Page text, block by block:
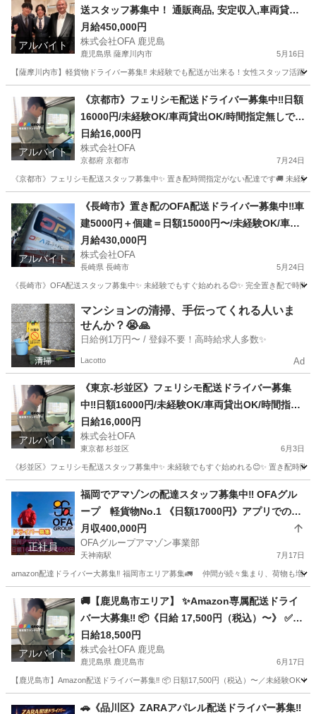
アルバイト
送スタッフ募集中！ 通販商品, 安定収入,車両貸出
ok, OFAグループ西日本展開中🚛👏
月給450,000円
株式会社OFA 鹿児島
鹿児島県 薩摩川内市 5月16日
【薩摩川内市】軽貨物ドライバー募集‼️ 未経験でも配送が出来る！女性スタッフ活躍
薩摩川内市 配送 スタッフ
アルバイト
《京都市》フェリシモ配送ドライバー募集中‼️日額
16000円/未経験OK/車両貸出OK/時間指定無しで置
配/OFAグループ🚚✨協力会社も募集！
日給16,000円
株式会社OFA
京都府 京都市 7月24日
《京都市》フェリシモ配送スタッフ募集中✨ 置き配時間指定がない配達です🚚 未経
配送 置き配
アルバイト
《長崎市》置き配のOFA配送ドライバー募集中‼️車
建5000円＋個建＝日額15000円〜/未経験OK/車両
貸出OK/OFAグループ🚛✨ #全国展開 #軽貨
物 #OFA配送
月給430,000円
株式会社OFA
長崎県 長崎市 5月24日
《長崎市》OFA配送スタッフ募集中✨ 未経験でもすぐ始めれる😊✨ 完全置き配で時
長崎 長崎市 ドライバー 置き配
マンションの清掃、手伝ってくれる人いま
せんか？😭🙏
日給例1万円〜 / 登録不要！高時給求人多数✨
Lacotto Ad
アルバイト
《東京-杉並区》フェリシモ配送ドライバー募集
中‼️日額16000円/未経験OK/車両貸出OK/時間指定
無しで置配/OFAグループ🚚✨
日給16,000円
株式会社OFA
東京都 杉並区 6月3日
《杉並区》フェリシモ配送スタッフ募集中✨ 未経験でもすぐ始めれる😊✨ 置き配時
物流 置き配
正社員
福岡でアマゾンの配達スタッフ募集中‼️ OFAグル
ープ 軽貨物No.1 《日額17000円》アプリでの配
達なので未経験OK😆
月収400,000円
OFAグループアマゾン事業部
天神南駅 7月17日
amazon配達ドライバー大募集‼️ 福岡市エリア募集🚛 仲間が続々集まり、荷物も増加
天神南駅 物流 未経験
アルバイト
🚚【鹿児島市エリア】 ✨Amazon専属配送ドライ
バー大募集‼️ 📦《日給 17,500円（税込）〜》 ✅
未経験歓迎！ ✅ 普通免許があればOK！ 安定の仕
事量＆高収入💰 今すぐチャレンジしませんか？ #
株式会社OFA
日給18,500円
株式会社OFA 鹿児島
鹿児島県 鹿児島市 6月17日
【鹿児島市】Amazon配送ドライバー募集‼️ 📦 日額17,500円（税込）〜／未経験
配送
🚗《品川区》ZARAアパレル配送ドライバー募集‼️